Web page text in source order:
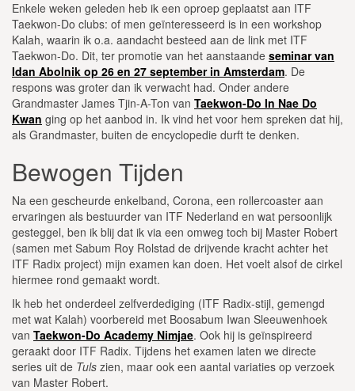
Enkele weken geleden heb ik een oproep geplaatst aan ITF
Taekwon-Do clubs: of men geïnteresseerd is in een workshop
Kalah, waarin ik o.a. aandacht besteed aan de link met ITF
Taekwon-Do. Dit, ter promotie van het aanstaande seminar van
Idan Abolnik op 26 en 27 september in Amsterdam. De
respons was groter dan ik verwacht had. Onder andere
Grandmaster James Tjin-A-Ton van Taekwon-Do In Nae Do
Kwan ging op het aanbod in. Ik vind het voor hem spreken dat hij,
als Grandmaster, buiten de encyclopedie durft te denken.
Bewogen Tijden
Na een gescheurde enkelband, Corona, een rollercoaster aan
ervaringen als bestuurder van ITF Nederland en wat persoonlijk
gesteggel, ben ik blij dat ik via een omweg toch bij Master Robert
(samen met Sabum Roy Rolstad de drijvende kracht achter het
ITF Radix project) mijn examen kan doen. Het voelt alsof de cirkel
hiermee rond gemaakt wordt.
Ik heb het onderdeel zelfverdediging (ITF Radix-stijl, gemengd
met wat Kalah) voorbereid met Boosabum Iwan Sleeuwenhoek
van Taekwon-Do Academy Nimjae. Ook hij is geïnspireerd
geraakt door ITF Radix. Tijdens het examen laten we directe
series uit de Tuls zien, maar ook een aantal variaties op verzoek
van Master Robert.